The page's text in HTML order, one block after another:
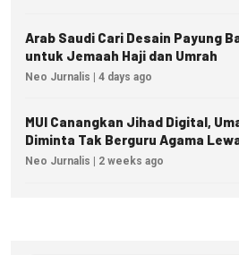
Arab Saudi Cari Desain Payung
untuk Jemaah Haji dan Umrah
Neo Jurnalis | 4 days ago
MUI Canangkan Jihad Digital,
Diminta Tak Berguru Agama
Neo Jurnalis | 2 weeks ago